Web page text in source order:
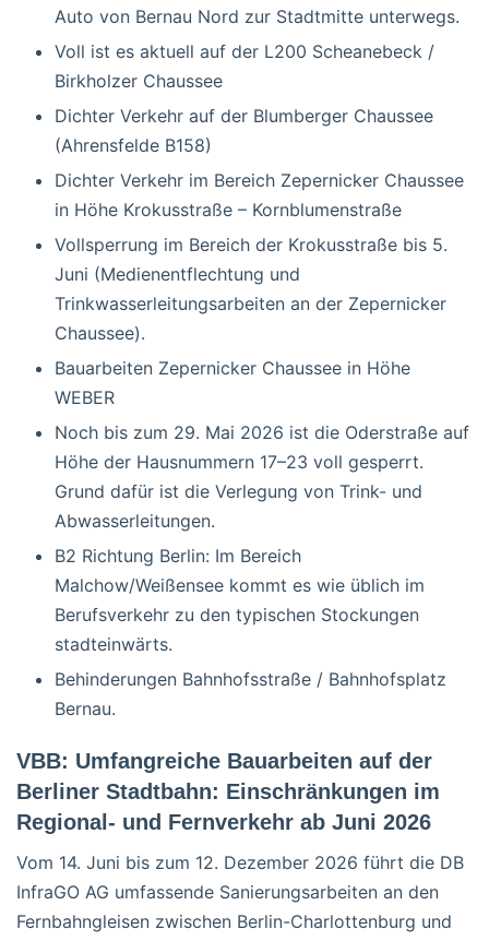
Auto von Bernau Nord zur Stadtmitte unterwegs.
Voll ist es aktuell auf der L200 Scheanebeck /
Birkholzer Chaussee
Dichter Verkehr auf der Blumberger Chaussee
(Ahrensfelde B158)
Dichter Verkehr im Bereich Zepernicker Chaussee
in Höhe Krokusstraße – Kornblumenstraße
Vollsperrung im Bereich der Krokusstraße bis 5.
Juni (Medienentflechtung und
Trinkwasserleitungsarbeiten an der Zepernicker
Chaussee).
Bauarbeiten Zepernicker Chaussee in Höhe
WEBER
Noch bis zum 29. Mai 2026 ist die Oderstraße auf
Höhe der Hausnummern 17–23 voll gesperrt.
Grund dafür ist die Verlegung von Trink- und
Abwasserleitungen.
B2 Richtung Berlin: Im Bereich
Malchow/Weißensee kommt es wie üblich im
Berufsverkehr zu den typischen Stockungen
stadteinwärts.
Behinderungen Bahnhofsstraße / Bahnhofsplatz
Bernau.
VBB: Umfangreiche Bauarbeiten auf der
Berliner Stadtbahn: Einschränkungen im
Regional- und Fernverkehr ab Juni 2026
Vom 14. Juni bis zum 12. Dezember 2026 führt die DB
InfraGO AG umfassende Sanierungsarbeiten an den
Fernbahngleisen zwischen Berlin-Charlottenburg und